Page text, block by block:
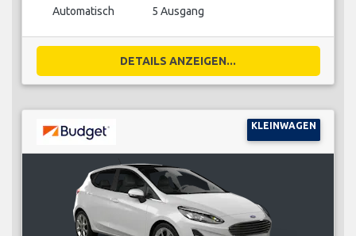
Automatisch 5 Ausgang
DETAILS ANZEIGEN...
KLEINWAGEN